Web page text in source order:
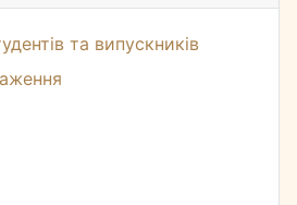
та випускників